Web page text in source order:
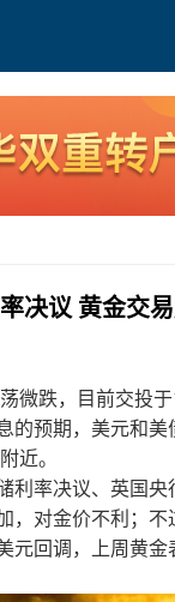
决议 黄金交
微跌，目前交投
预期，美元和
近。
利率决议、英国
，对金价不利；
元回调，上周黄